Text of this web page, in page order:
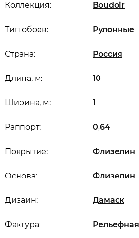
Коллекция: Boudoir
Длина, м: 10
Ширина, м: 1
Раппорт: 0,64
Дизайн: Дамаск
Основа: Флизелин
Покрытие: Флизелин
Страна: Россия
Тип обоев: Рулонные
Фактура: Рельефная